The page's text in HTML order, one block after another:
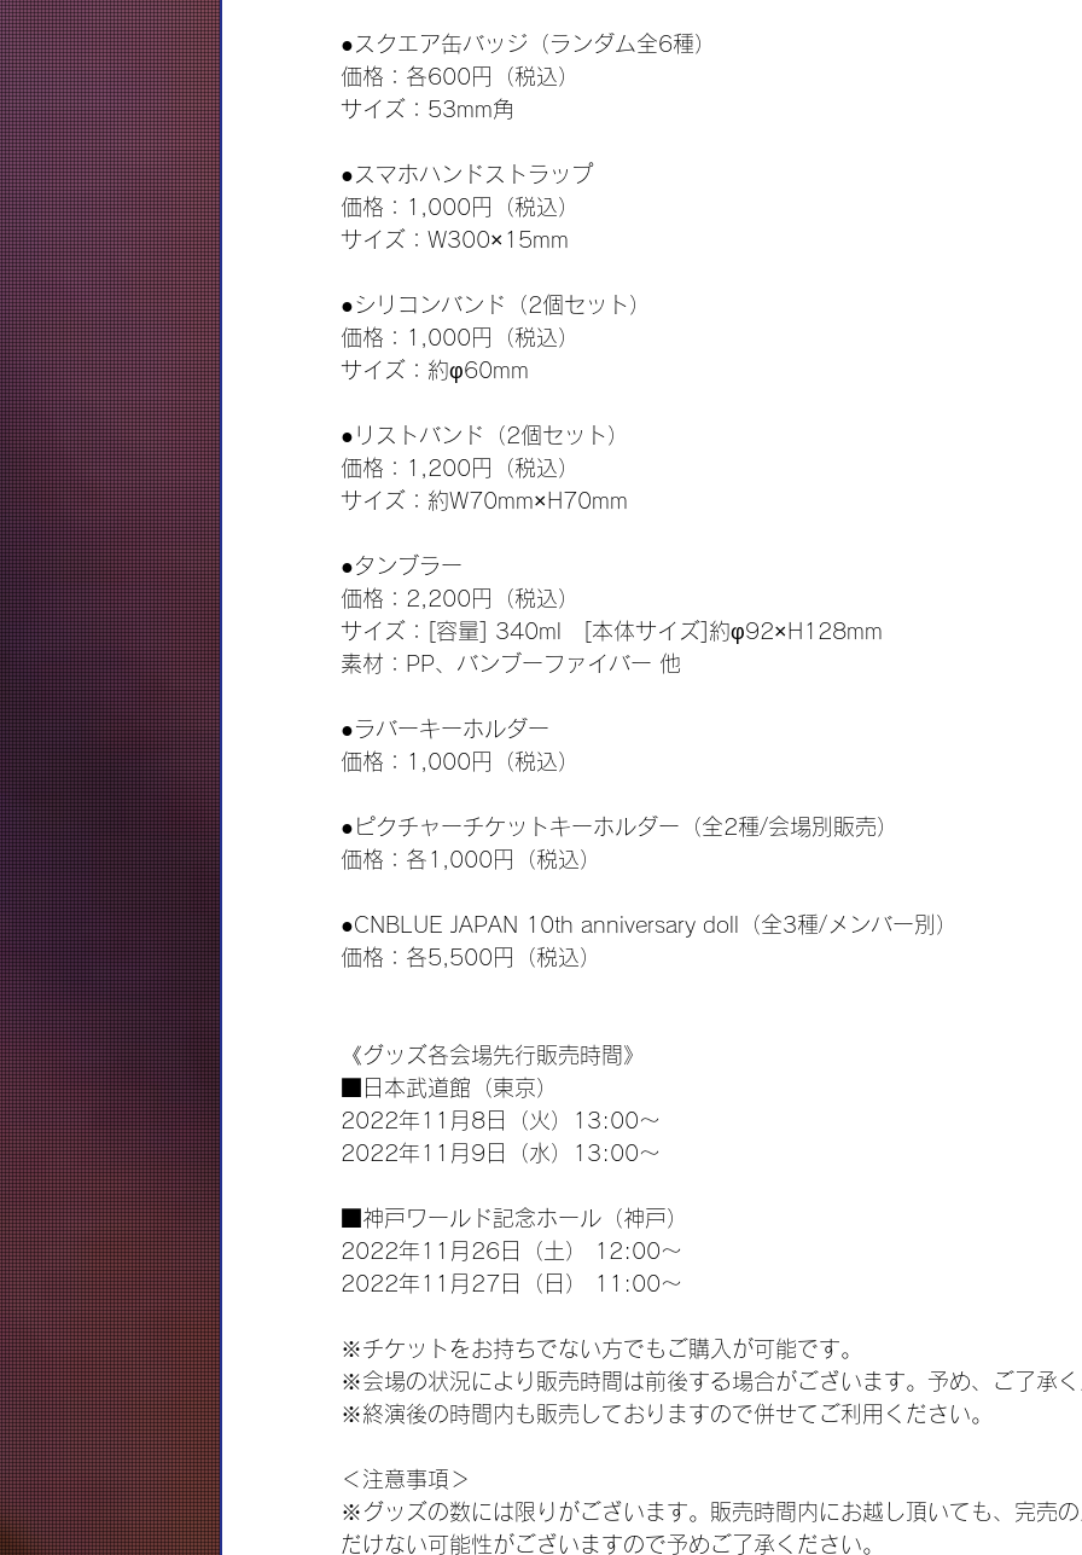
●スクエア缶バッジ（ランダム全6種）
価格：各600円（税込）
サイズ：53mm角
●スマホハンドストラップ
価格：1,000円（税込）
サイズ：W300×15mm
●シリコンバンド（2個セット）
価格：1,000円（税込）
サイズ：約φ60mm
●リストバンド（2個セット）
価格：1,200円（税込）
サイズ：約W70mm×H70mm
●タンブラー
価格：2,200円（税込）
サイズ：[容量] 340ml　[本体サイズ]約φ92×H128mm
素材：PP、バンブーファイバー 他
●ラバーキーホルダー
価格：1,000円（税込）
●ピクチャーチケットキーホルダー（全2種/会場別販売）
価格：各1,000円（税込）
●CNBLUE JAPAN 10th anniversary doll（全3種/メンバー別）
価格：各5,500円（税込）
《グッズ各会場先行販売時間》
■日本武道館（東京）
2022年11月8日（火）13:00～
2022年11月9日（水）13:00～
■神戸ワールド記念ホール（神戸）
2022年11月26日（土） 12:00～
2022年11月27日（日） 11:00～
※チケットをお持ちでない方でもご購入が可能です。
※会場の状況により販売時間は前後する場合がございます。予め、ご了承
※終演後の時間内も販売しておりますので併せてご利用ください。
＜注意事項＞
※グッズの数には限りがございます。販売時間内にお越し頂いても、完売
だけない可能性がございますので予めご了承ください。